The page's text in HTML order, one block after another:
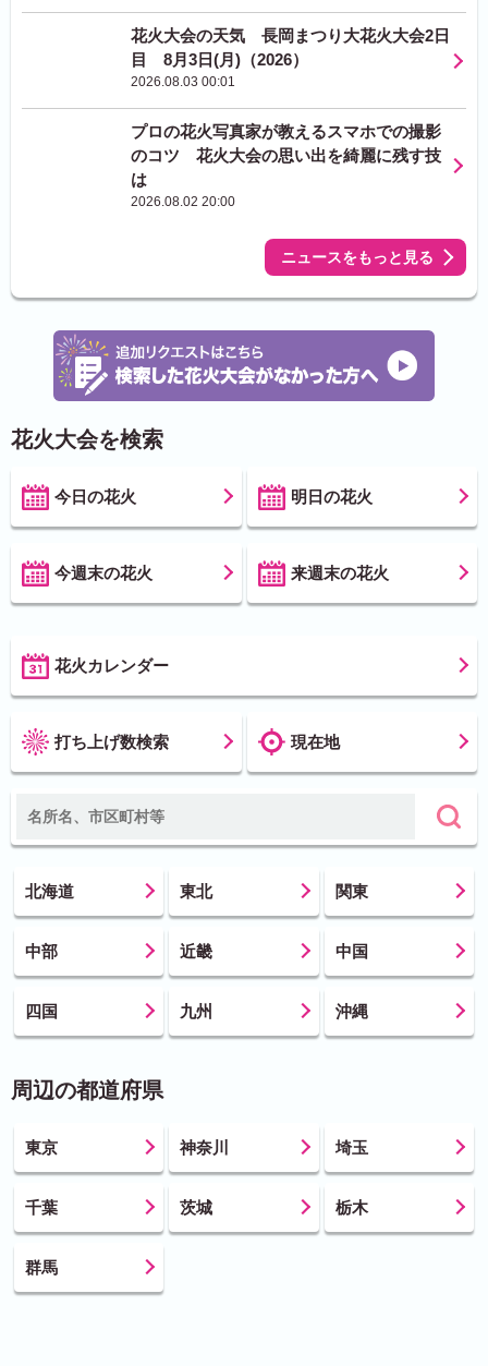
花火大会の天気 長岡まつり大花火大会2日
目 8月3日(月)（2026）
2026.08.03 00:01
プロの花火写真家が教えるスマホでの撮影
のコツ 花火大会の思い出を綺麗に残す技
は
2026.08.02 20:00
ニュースをもっと見る
花火大会を検索
今日の花火 明日の花火
今週末の花火 来週末の花火
花火カレンダー
打ち上げ数検索 現在地
北海道 東北 関東
中部 近畿 中国
四国 九州 沖縄
周辺の都道府県
東京 神奈川 埼玉
千葉 茨城 栃木
群馬